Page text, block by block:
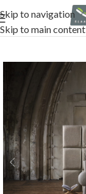
Skip to navigation
Skip to main content